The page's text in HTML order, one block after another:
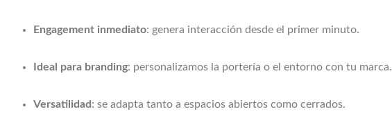
Engagement inmediato: genera interacción desde el primer minuto.
Ideal para branding: personalizamos la portería o el entorno con tu marca.
Versatilidad : se adapta tanto a espacios abiertos como cerrados.